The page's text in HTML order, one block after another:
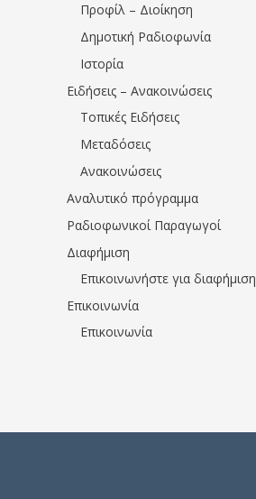
Προφίλ – Διοίκηση
Δημοτική Ραδιοφωνία
Ιστορία
Ειδήσεις – Ανακοινώσεις
Τοπικές Ειδήσεις
Μεταδόσεις
Ανακοινώσεις
Αναλυτικό πρόγραμμα
Ραδιοφωνικοί Παραγωγοί
Διαφήμιση
Επικοινωνήστε για διαφήμιση
Επικοινωνία
Επικοινωνία